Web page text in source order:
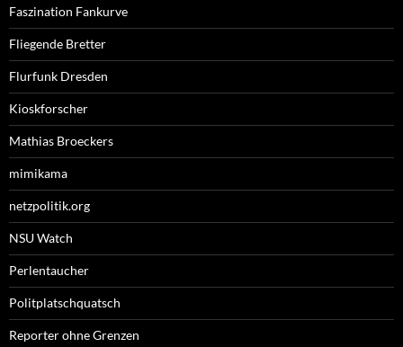
Faszination Fankurve
Fliegende Bretter
Flurfunk Dresden
Kioskforscher
Mathias Broeckers
mimikama
netzpolitik.org
NSU Watch
Perlentaucher
Politplatschquatsch
Reporter ohne Grenzen